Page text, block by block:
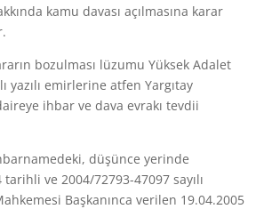
kamu davası açılmasına karar
bozulması lüzumu Yüksek Adalet
yazılı emirlerine atfen Yargıtay
ihbar ve dava evrakı tevdii
düşünce yerinde
ve 2004/72793-47097 sayılı
Başkanınca verilen 19.04.2005